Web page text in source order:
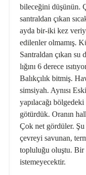
bileceğini düşünün.
santraldan çıkan
ayda bir-iki kez
edilenler olmamış.
Santraldan çıkan
lığını 6 derece
Balıkçılık bitmiş.
simsiyah. Aynısı
yapılacağı
götürdük. Oranın
Çok net gördüler.
çevreyi savunan,
topluluğu oluştu. Bir
istemeyecektir.